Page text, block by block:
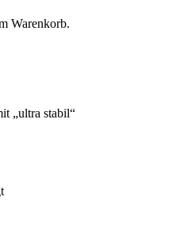
Warenkorb.
„ultra stabil“